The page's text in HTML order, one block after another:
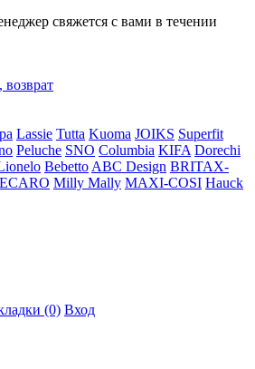
свяжется с вами в течении
возврат
Lassie Tutta Kuoma JOIKS Superfit
Peluche SNO Columbia KIFA Dorechi
Bebetto ABC Design BRITAX-
Milly Mally MAXI-COSI Hauck
(0) Вход